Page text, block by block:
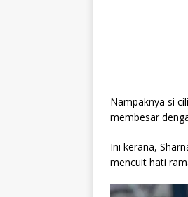
Nampaknya si
membesar
Ini kerana,
mencuit hati